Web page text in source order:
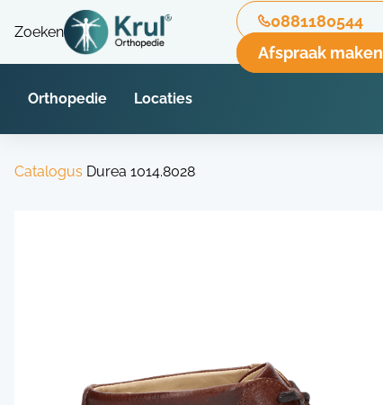
Zoeken
0881180544
Afspraak maken
Orthopedie Locaties
Catalogus Durea 1014.8028